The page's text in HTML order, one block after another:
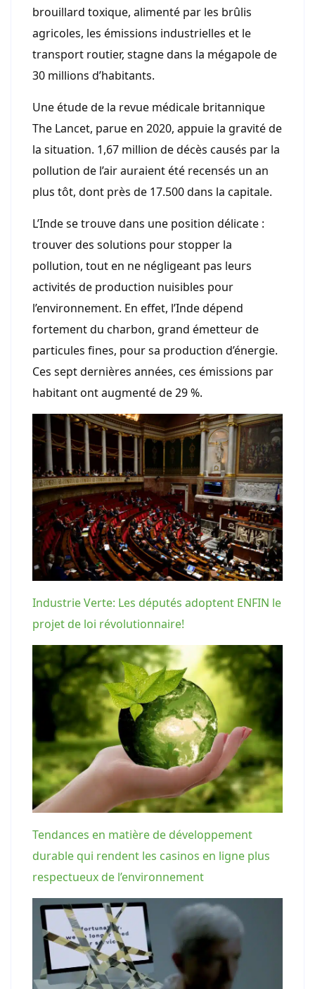
brouillard toxique, alimenté par les brûlis
agricoles, les émissions industrielles et le
transport routier, stagne dans la mégapole de
30 millions d’habitants.
Une étude de la revue médicale britannique
The Lancet, parue en 2020, appuie la gravité de
la situation. 1,67 million de décès causés par la
pollution de l’air auraient été recensés un an
plus tôt, dont près de 17.500 dans la capitale.
L’Inde se trouve dans une position délicate :
trouver des solutions pour stopper la
pollution, tout en ne négligeant pas leurs
activités de production nuisibles pour
l’environnement. En effet, l’Inde dépend
fortement du charbon, grand émetteur de
particules fines, pour sa production d’énergie.
Ces sept dernières années, ces émissions par
habitant ont augmenté de 29 %.
Industrie Verte: Les députés adoptent ENFIN le
projet de loi révolutionnaire!
Tendances en matière de développement
durable qui rendent les casinos en ligne plus
respectueux de l’environnement